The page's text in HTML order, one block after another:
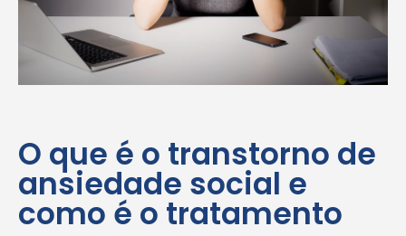
O que é o transtorno de
ansiedade social e
como é o tratamento